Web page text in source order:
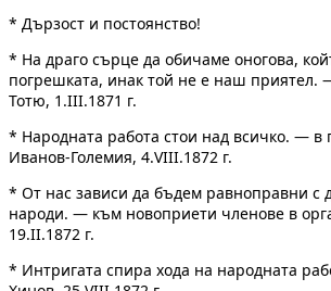
* Дързост и постоянство!
* На драго сърце да обичаме оногова,
погрешката, инак той не е наш приятел.
Тотю, 1.III.1871 г.
* Народната работа стои над всичко. — в
Иванов-Големия, 4.VIII.1872 г.
* От нас зависи да бъдем равноправни с
народи. — към новоприети членове в
19.II.1872 г.
* Интригата спира хода на народната